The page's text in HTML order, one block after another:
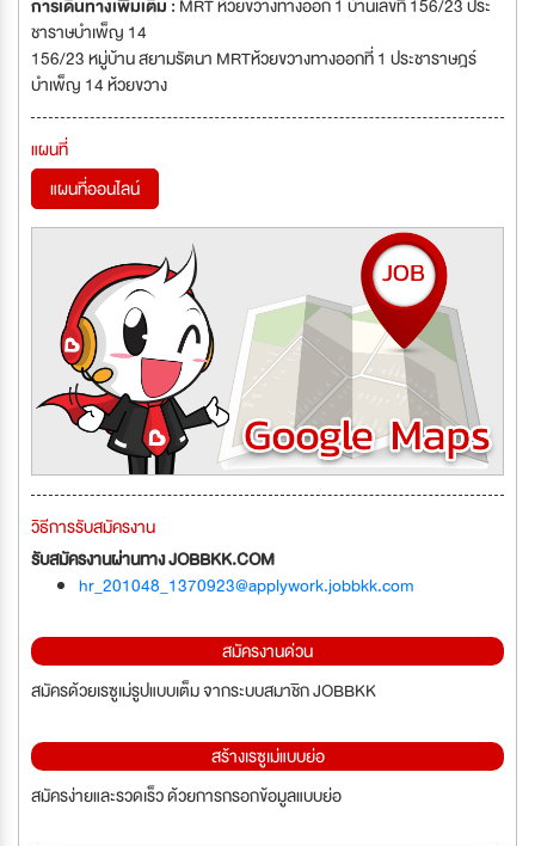
การเดินทางเพิ่มเติม : MRT ห้วยขวางทางออก 1 บ้านเลขที่ 156/23 ประ
ชาราษบำเพ็ญ 14
156/23 หมู่บ้าน สยามรัตนา MRTห้วยขวางทางออกที่ 1 ประชาราษฎร์
บำเพ็ญ 14 ห้วยขวาง
แผนที่
แผนที่ออนไลน์
วิธีการรับสมัครงาน
รับสมัครงานผ่านทาง JOBBKK.COM
hr_201048_1370923@applywork.jobbkk.com
สมัครงานด่วน
สมัครด้วยเรซูเม่รูปแบบเต็ม จากระบบสมาชิก JOBBKK
สร้างเรซูเม่แบบย่อ
สมัครง่ายและรวดเร็ว ด้วยการกรอกข้อมูลแบบย่อ